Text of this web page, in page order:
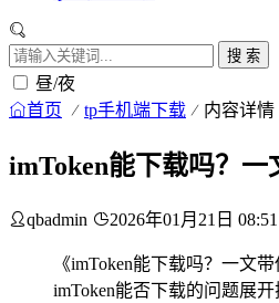
搜 索
昼/夜
首页 tp手机端下载 内容详情
imToken能下载吗？一
qbadmin 2026年01月21日 08:51
《imToken能下载吗？一文
imToken能否下载的问题展